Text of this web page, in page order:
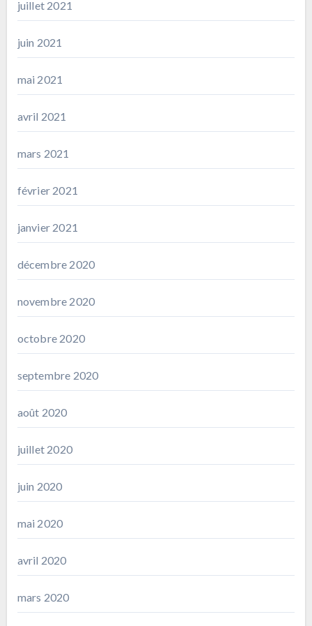
juillet 2021
juin 2021
mai 2021
avril 2021
mars 2021
février 2021
janvier 2021
décembre 2020
novembre 2020
octobre 2020
septembre 2020
août 2020
juillet 2020
juin 2020
mai 2020
avril 2020
mars 2020